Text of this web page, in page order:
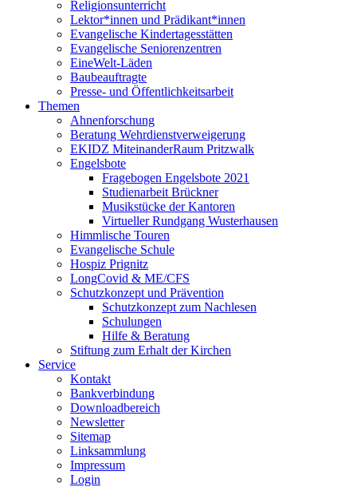
Religionsunterricht
Lektor*innen und Prädikant*innen
Evangelische Kindertagesstätten
Evangelische Seniorenzentren
EineWelt-Läden
Baubeauftragte
Presse- und Öffentlichkeitsarbeit
Themen
Ahnenforschung
Beratung Wehrdienstverweigerung
EKIDZ MiteinanderRaum Pritzwalk
Engelsbote
Fragebogen Engelsbote 2021
Studienarbeit Brückner
Musikstücke der Kantoren
Virtueller Rundgang Wusterhausen
Himmlische Touren
Evangelische Schule
Hospiz Prignitz
LongCovid & ME/CFS
Schutzkonzept und Prävention
Schutzkonzept zum Nachlesen
Schulungen
Hilfe & Beratung
Stiftung zum Erhalt der Kirchen
Service
Kontakt
Bankverbindung
Downloadbereich
Newsletter
Sitemap
Linksammlung
Impressum
Login